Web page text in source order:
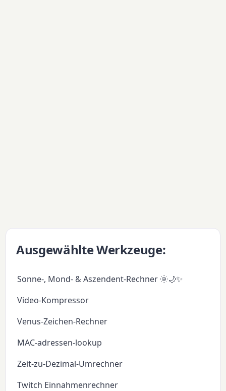
Ausgewählte Werkzeuge:
Sonne-, Mond- & Aszendent-Rechner 🌞🌙✨
Video-Kompressor
Venus-Zeichen-Rechner
MAC-adressen-lookup
Zeit-zu-Dezimal-Umrechner
Twitch Einnahmenrechner